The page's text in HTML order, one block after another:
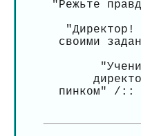
"Режьте
своими
пинком" /::